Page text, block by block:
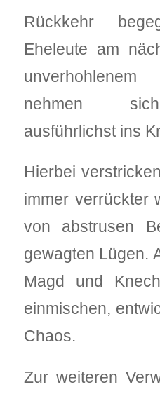
Rückkehr
Eheleute am
nehmen
ausführlichst ins
Hierbei
immer verrückter
von abstrusen
gewagten Lügen.
Magd und
einmischen,
Chaos.
Zur weiteren